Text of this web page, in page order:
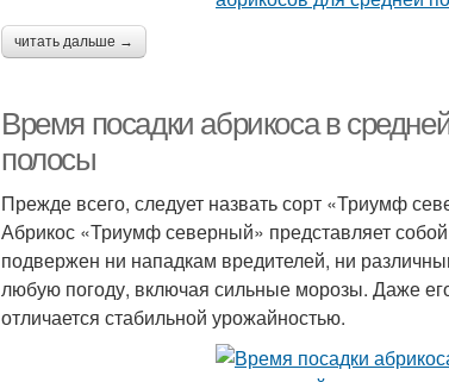
читать дальше →
Время посадки абрикоса в
полосы
Прежде всего, следует назвать сорт «Триумф
Абрикос «Триумф северный» представляет
подвержен ни нападкам вредителей, ни
любую погоду, включая сильные морозы. Даже
отличается стабильной урожайностью.